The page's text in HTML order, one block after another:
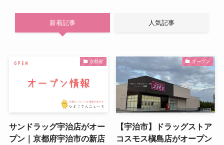
新着記事 人気記事
京都府
サンドラッグ宇治店がオー
プン｜京都府宇治市の新店
オープン
【宇治市】ドラッグストア
コスモス槇島店がオープン